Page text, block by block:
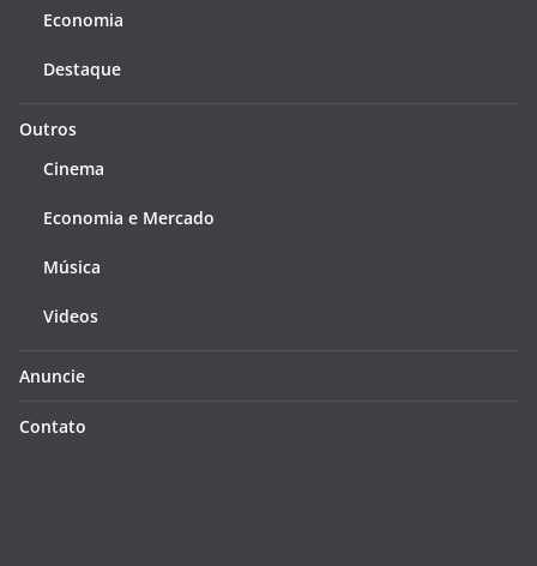
Economia
Destaque
Outros
Cinema
Economia e Mercado
Música
Videos
Anuncie
Contato